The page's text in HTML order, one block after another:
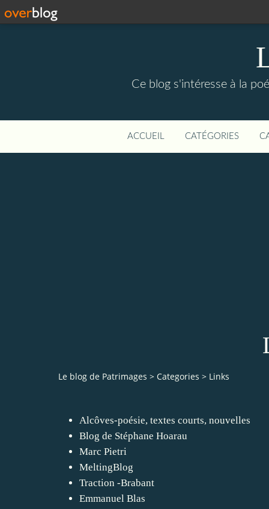
Ce blog s'intéresse à la
ACCUEIL CATÉGORIES
Le blog de Patrimages > Categories > Links
Alcôves-poésie, textes courts, nouvelles
Blog de Stéphane Hoarau
Marc Pietri
MeltingBlog
Traction -Brabant
Emmanuel Blas